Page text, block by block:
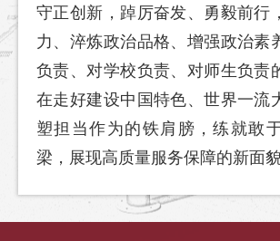
守正创新，踔厉奋发、勇毅前行
力、淬炼政治品格、增强政治素
负责、对学校负责、对师生负责
在走好建设中国特色、世界一流
塑担当作为的铁肩膀，练就敢
梁，展现高质量服务保障的新面貌